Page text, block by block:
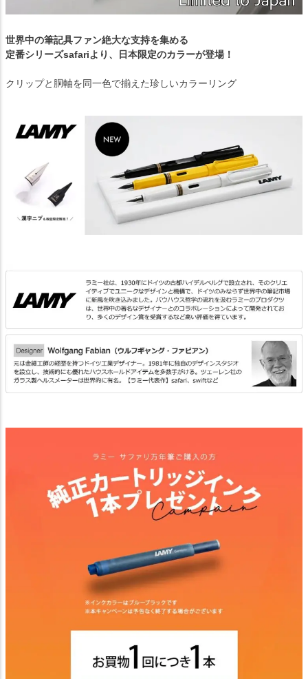
世界中の筆記具ファン絶大な支持を集める
定番シリーズsafariより、日本限定のカラーが登場！
クリップと胴軸を同一色で揃えた珍しいカラーリング